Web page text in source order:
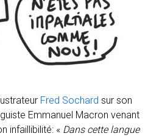
Fred Sochard sur son
Emmanuel Macron venant
infaillibilité: « Dans cette langue